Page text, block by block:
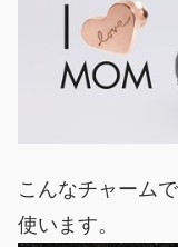
こんなチャーム
使います。